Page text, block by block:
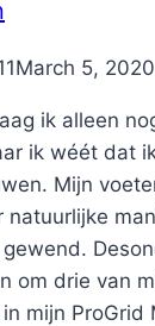
March 5, 2020
ik alleen
ik wéét dat
Mijn
natuurlijke
om drie van
mijn ProGrid